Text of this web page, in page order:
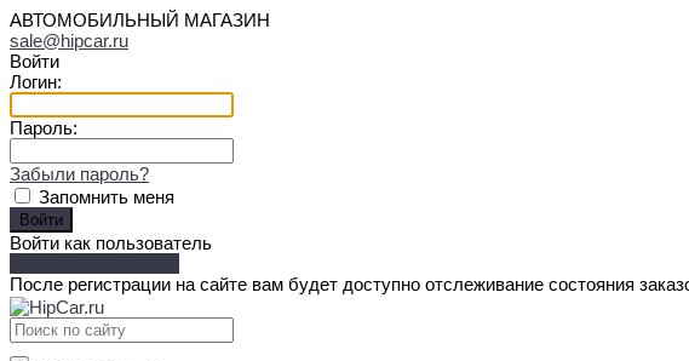
АВТОМОБИЛЬНЫЙ МАГАЗИН
sale@hipcar.ru
Войти
Логин:
Пароль:
Забыли пароль?
Запомнить меня
Войти как пользователь
После регистрации на сайте вам будет доступно отслеживание состояния